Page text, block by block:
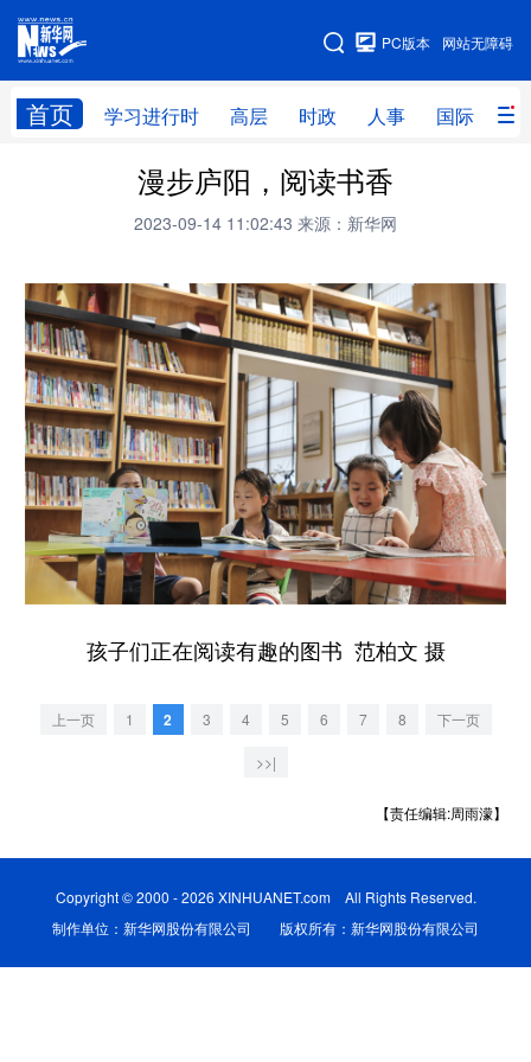
网站无障碍
PC版本
首页 学习进行时 高层 时政 人事 国际 财
网站地图
高层 时政
财经 网评
台湾 思客智库 全球连线 教育
科技 科创 量子 体育
文化 书画 健康 军事
访谈 视频 图片 政务
法律 中央文件 金融 汽车
食品 人居 信息化 数字经济
学术中国 乡村振兴 银龄 溯源中国
公益 一带一路 亚太网 上市公司
地方频道
北京 天津 河北 山西
辽宁 吉林 上海 江苏
漫步庐阳，阅读书香
2023-09-14 11:02:43 来源：新华网
孩子们正在阅读有趣的图书 范柏文 摄
上一页 1 2 3 4 5 6 7 8 下一页
>>|
【责任编辑:周雨濛】
Copyright © 2000 - 2026 XINHUANET.com All Rights Reserved.
制作单位：新华网股份有限公司 版权所有：新华网股份有限公司